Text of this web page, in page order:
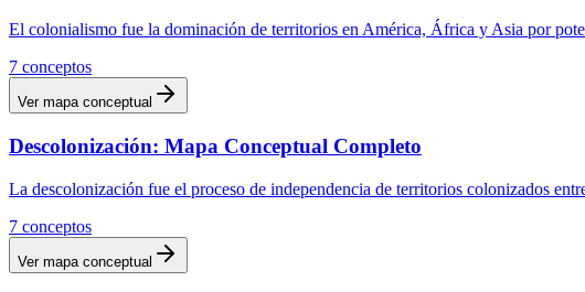
El colonialismo fue la dominación de territorios en América, África y Asia por
7 conceptos
Ver mapa conceptual
Descolonización: Mapa Conceptual Completo
La descolonización fue el proceso de independencia de territorios colonizados
7 conceptos
Ver mapa conceptual